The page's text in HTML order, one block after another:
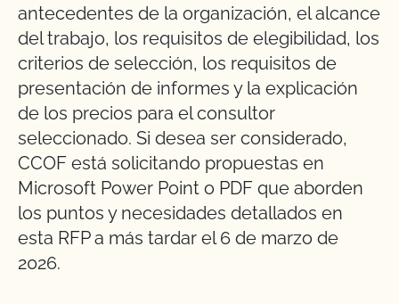
antecedentes de la organización, el alcance
del trabajo, los requisitos de elegibilidad, los
criterios de selección, los requisitos de
presentación de informes y la explicación
de los precios para el consultor
seleccionado. Si desea ser considerado,
CCOF está solicitando propuestas en
Microsoft Power Point o PDF que aborden
los puntos y necesidades detallados en
esta RFP a más tardar el 6 de marzo de
2026.